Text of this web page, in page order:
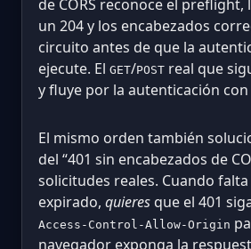
de CORS reconoce el
un 204 y los encabezados
circuito antes de que la
ejecute. El GET/POST real que
y fluye por la autenticación
El mismo orden también
del “401 sin encabezados de
solicitudes reales. Cuando
expirado, quieres que el 401
Access-Control-Allow-Origin
navegador exponga la